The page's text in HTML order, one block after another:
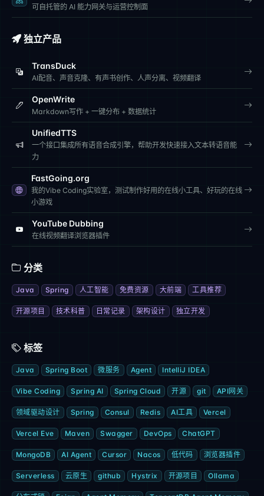
可自托管的 AI 能力网关与运营控制面
独立产品
TransDuck
AI配音、声音克隆、有声书创作、人声分离、视频翻译
OpenWrite
Markdown写作 + 一键分布 + 数据统计
UnifiedTTS
一个接口集成所有语音合成引擎，帮助开发快速接入文本转语音能
力
FastGoing.org
我的Vibe Coding实验室，测试制作好用的在线小工具、好玩的在线
小游戏
YouTube Dubbing
在线视频翻译浏览器插件
分类
Java Spring 人工智能 免费资源 大前端 工具推荐
开源项目 技术科普 日常记录 架构设计 独立开发
标签
Java Spring Boot 微服务 Agent IntelliJ IDEA
Vibe Coding Spring AI Spring Cloud 开源 git API网关
领域驱动设计 Spring Consul Redis AI工具 Vercel
Vercel Eve Maven Swagger DevOps ChatGPT
MongoDB AI Agent Cursor Nacos 低代码 浏览器插件
Serverless 云原生 github Hystrix 开源项目 Ollama